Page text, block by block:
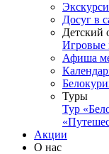
Досуг в
Детский
Игровые
Афиша
Туры
Тур
Акции
О нас